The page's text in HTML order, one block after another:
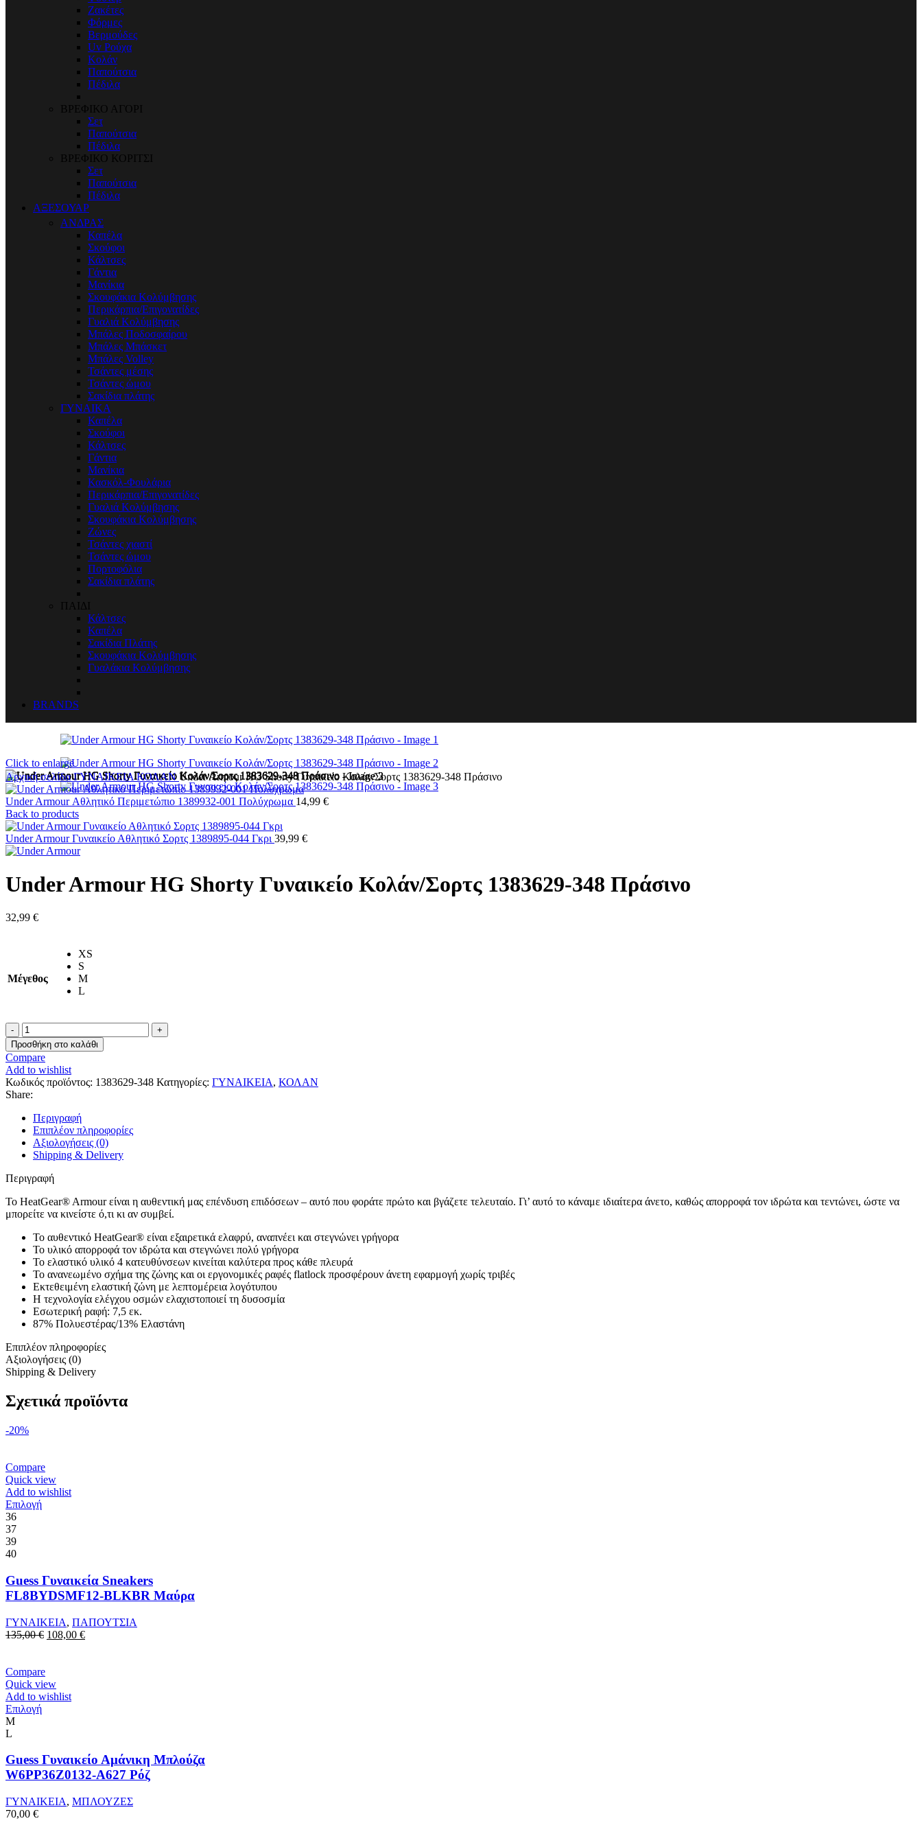
Ζακέτες
Φόρμες
Βερμούδες
Uv Ρούχα
Κολάν
Παπούτσια
Πέδιλα
ΒΡΕΦΙΚΟ ΑΓΟΡΙ
Σετ
Παπούτσια
Πέδιλα
ΒΡΕΦΙΚΟ ΚΟΡΙΤΣΙ
Σετ
Παπούτσια
Πέδιλα
ΑΞΕΣΟΥΑΡ
ΑΝΔΡΑΣ
Καπέλα
Σκούφοι
Κάλτσες
Γάντια
Μανίκια
Σκουφάκια Κολύμβησης
Περικάρπια/Επιγονατίδες
Γυαλιά Κολύμβησης
Μπάλες Ποδοσφαίρου
Μπάλες Μπάσκετ
Μπάλες Volley
Τσάντες μέσης
Τσάντες ώμου
Σακίδια πλάτης
ΓΥΝΑΙΚΑ
Καπέλα
Σκούφοι
Κάλτσες
Γάντια
Μανίκια
Κασκόλ-Φουλάρια
Περικάρπια/Επιγονατίδες
Γυαλιά Κολύμβησης
Σκουφάκια Κολύμβησης
Ζώνες
Τσάντες χιαστί
Τσάντες ώμου
Πορτοφόλια
Σακίδια πλάτης
ΠΑΙΔΙ
Κάλτσες
Καπέλα
Σακίδια Πλάτης
Σκουφάκια Κολύμβησης
Γυαλάκια Κολύμβησης
BRANDS
Click to enlarge
Αρχική σελίδαΓΥΝΑΙΚΕΙΑΚΟΛΑΝUnder Armour HG Shorty Γυναικείο Κολάν/Σορτς 1383629-348 Πράσινο
Under Armour Αθλητικό Περιμετώπιο 1389932-001 Πολύχρωμα 14,99 €
Back to products
Under Armour Γυναικείο Αθλητικό Σορτς 1389895-044 Γκρι 39,99 €
Under Armour HG Shorty Γυναικείο Κολάν/Σορτς 1383629-348 Πράσινο
32,99 €
Μέγεθος
XS
S
M
L
Under
Armour
HG
Shorty
Γυναικείο
Κολάν/
Σορτς
1383629-
348
Πράσινο
ποσότητα
Προσθήκη στο καλάθι
Compare
Add to wishlist
Κωδικός προϊόντος: 1383629-348 Κατηγορίες: ΓΥΝΑΙΚΕΙΑ, ΚΟΛΑΝ
Share:
Περιγραφή
Επιπλέον πληροφορίες
Αξιολογήσεις (0)
Shipping & Delivery
Περιγραφή
Το HeatGear® Armour είναι η αυθεντική μας επένδυση επιδόσεων – αυτό που φοράτε πρώτο και βγάζετε τελευταίο. Γι’ αυτό το κάναμε ιδιαίτερα άνετο, καθώς απορροφά τον ιδρώτα και τεντώνει, ώστε να
μπορείτε να κινείστε ό,τι κι αν συμβεί.
Το αυθεντικό HeatGear® είναι εξαιρετικά ελαφρύ, αναπνέει και στεγνώνει γρήγορα
Το υλικό απορροφά τον ιδρώτα και στεγνώνει πολύ γρήγορα
Το ελαστικό υλικό 4 κατευθύνσεων κινείται καλύτερα προς κάθε πλευρά
Το ανανεωμένο σχήμα της ζώνης και οι εργονομικές ραφές flatlock προσφέρουν άνετη εφαρμογή χωρίς τριβές
Εκτεθειμένη ελαστική ζώνη με λεπτομέρεια λογότυπου
Η τεχνολογία ελέγχου οσμών ελαχιστοποιεί τη δυσοσμία
Εσωτερική ραφή: 7,5 εκ.
87% Πολυεστέρας/13% Ελαστάνη
Επιπλέον πληροφορίες
Αξιολογήσεις (0)
Shipping & Delivery
Σχετικά προϊόντα
-20%
Compare
Quick view
Add to wishlist
ΕπιλογήΑυτό
Οι
επιλογές
μπορούν
επιλεγούν
στη
προϊόντος
36
37
39
40
Guess Γυναικεία Sneakers
FL8BYDSMF12-BLKBR Μαύρα
ΓΥΝΑΙΚΕΙΑ, ΠΑΠΟΥΤΣΙΑ
135,00€ Original
108,00 €Η
Compare
Quick view
Add to wishlist
ΕπιλογήΑυτό
πολλαπλές
παραλλαγές.
Οι
μπορούν
M
L
Guess Γυναικείο Αμάνικη Μπλούζα
W6ΡΡ36Ζ0132-A627 Ρόζ
ΓΥΝΑΙΚΕΙΑ, ΜΠΛΟΥΖΕΣ
70,00 €